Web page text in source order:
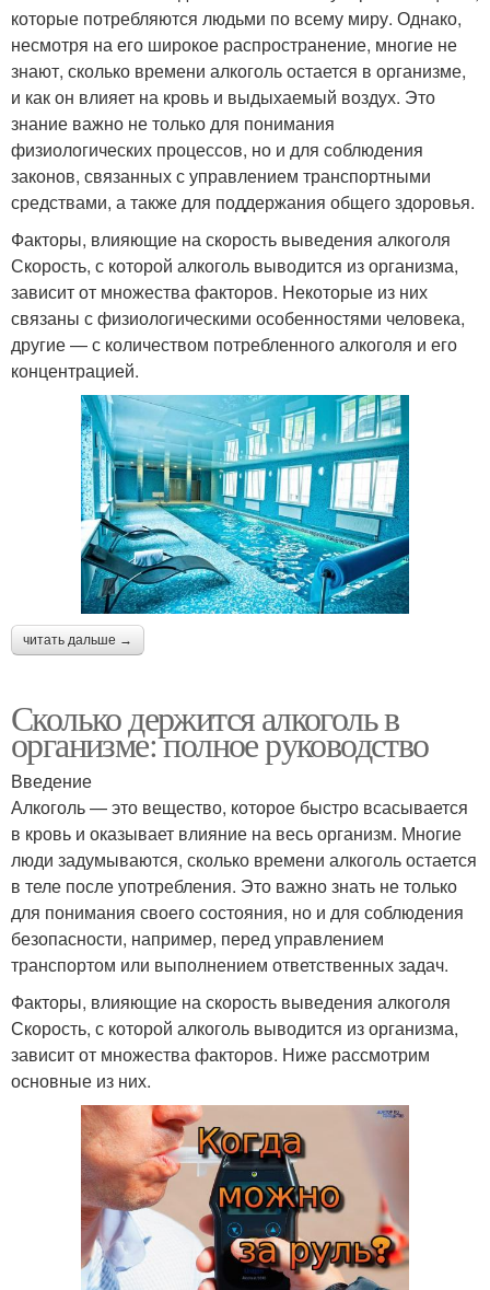
которые потребляются людьми по всему миру. Однако,
несмотря на его широкое распространение, многие не
знают, сколько времени алкоголь остается в организме,
и как он влияет на кровь и выдыхаемый воздух. Это
знание важно не только для понимания
физиологических процессов, но и для соблюдения
законов, связанных с управлением транспортными
средствами, а также для поддержания общего здоровья.
Факторы, влияющие на скорость выведения алкоголя
Скорость, с которой алкоголь выводится из организма,
зависит от множества факторов. Некоторые из них
связаны с физиологическими особенностями человека,
другие — с количеством потребленного алкоголя и его
концентрацией.
читать дальше →
Сколько держится алкоголь в
организме: полное руководство
Введение
Алкоголь — это вещество, которое быстро всасывается
в кровь и оказывает влияние на весь организм. Многие
люди задумываются, сколько времени алкоголь остается
в теле после употребления. Это важно знать не только
для понимания своего состояния, но и для соблюдения
безопасности, например, перед управлением
транспортом или выполнением ответственных задач.
Факторы, влияющие на скорость выведения алкоголя
Скорость, с которой алкоголь выводится из организма,
зависит от множества факторов. Ниже рассмотрим
основные из них.